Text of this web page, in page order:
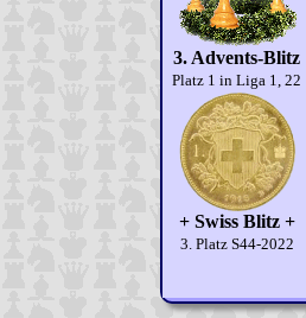
3. Advents-Blitz
Platz 1 in Liga 1, 22
+ Swiss Blitz +
3. Platz S44-2022